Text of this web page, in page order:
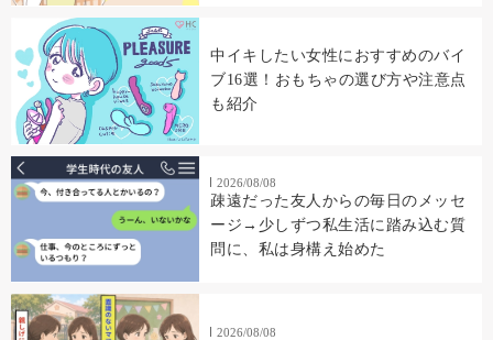
中イキしたい女性におすすめのバイ
ブ16選！おもちゃの選び方や注意点
も紹介
2026/08/08
疎遠だった友人からの毎日のメッセ
ージ→少しずつ私生活に踏み込む質
問に、私は身構え始めた
2026/08/08